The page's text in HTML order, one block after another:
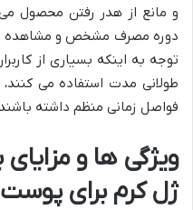
دوره مصرف مشخص و مشاهده
توجه به اینکه بسیاری از
طولانی مدت استفاده می
فواصل زمانی منظم داشته
ویژگی ها و
ژل کرم برای پوست